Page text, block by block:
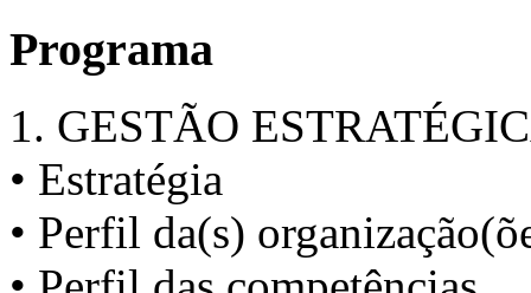
Programa
1. GESTÃO
• Estratégia
• Perfil da(s)